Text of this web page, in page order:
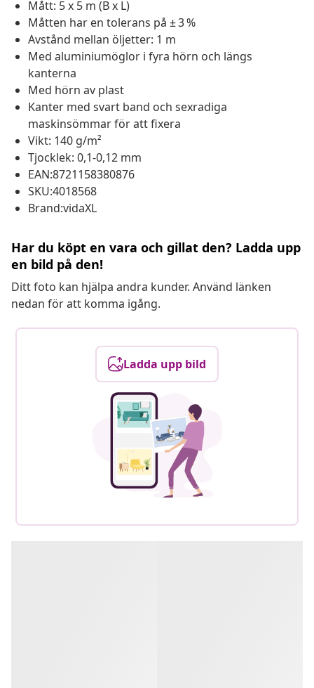
Mått: 5 x 5 m (B x L)
Måtten har en tolerans på ± 3 %
Avstånd mellan öljetter: 1 m
Med aluminiumöglor i fyra hörn och längs
kanterna
Med hörn av plast
Kanter med svart band och sexradiga
maskinsömmar för att fixera
Vikt: 140 g/m²
Tjocklek: 0,1-0,12 mm
EAN:8721158380876
SKU:4018568
Brand:vidaXL
Har du köpt en vara och gillat den? Ladda upp
en bild på den!
Ditt foto kan hjälpa andra kunder. Använd länken
nedan för att komma igång.
Ladda upp bild